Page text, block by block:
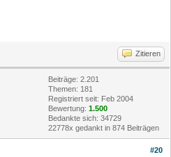
Zitieren
Beiträge: 2.201
Themen: 181
Registriert seit: Feb 2004
Bewertung: 1.500
Bedankte sich: 34729
22778x gedankt in 874 Beiträgen
#20